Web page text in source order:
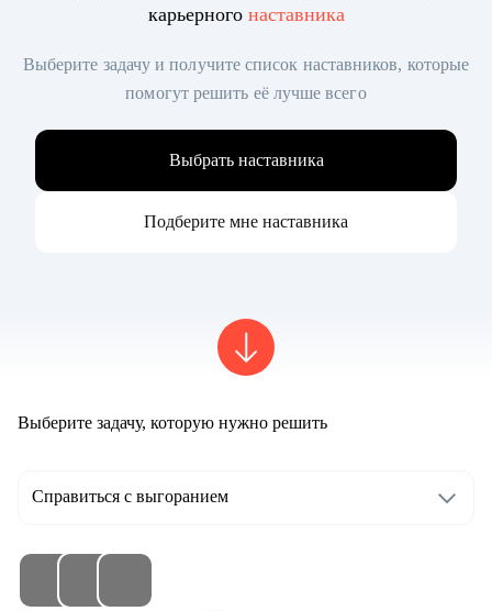
карьерного наставника
Выберите задачу и получите список наставников, которые
помогут решить её лучше всего
Выбрать наставника
Подберите мне наставника
Выберите задачу, которую нужно решить
Справиться с выгоранием